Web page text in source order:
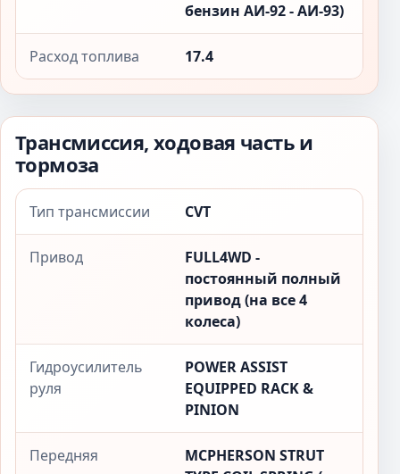
бензин АИ-92 - АИ-93)
Расход топлива 17.4
Трансмиссия, ходовая часть и
тормоза
Тип трансмиссии CVT
Привод
FULL4WD -
постоянный полный
привод (на все 4
колеса)
Гидроусилитель
руля
POWER ASSIST
EQUIPPED RACK &
PINION
Передняя
MCPHERSON STRUT